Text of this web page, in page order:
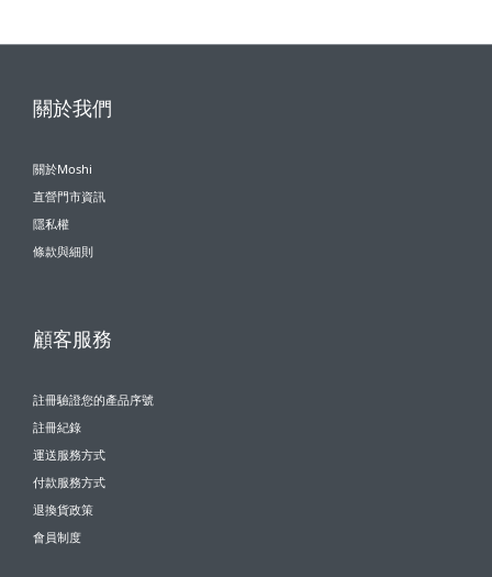
關於我們
關於Moshi
直營門市資訊
隱私權
條款與細則
顧客服務
註冊驗證您的產品序號
註冊紀錄
運送服務方式
付款服務方式
退換貨政策
會員制度